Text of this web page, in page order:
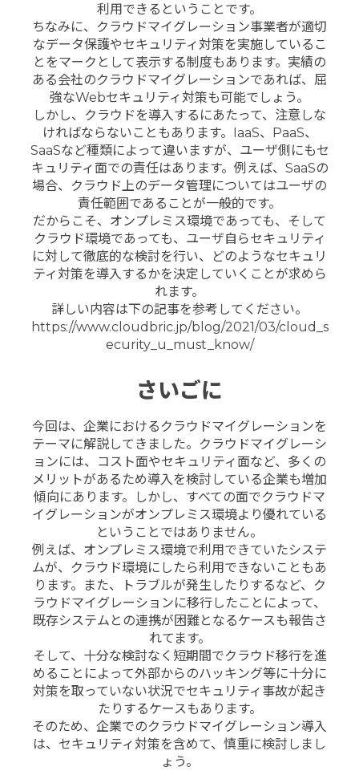
利用できるということです。
ちなみに、クラウドマイグレーション事業者が適切
なデータ保護やセキュリティ対策を実施しているこ
とをマークとして表示する制度もあります。 実績の
ある会社のクラウドマイグレーションであれば、屈
強なWebセキュリティ対策も可能でしょう。
しかし、クラウドを導入するにあたって、注意しな
ければならないこともあります。IaaS、PaaS、
SaaSなど種類によって違いますが、ユーザ側にもセ
キュリティ面での責任はあります。例えば、SaaSの
場合、クラウド上のデータ管理についてはユーザの
責任範囲であることが一般的です。
だからこそ、オンプレミス環境であっても、そして
クラウド環境であっても、ユーザ自らセキュリティ
に対して徹底的な検討を行い、どのようなセキュリ
ティ対策を導入するかを決定していくことが求めら
れます。
詳しい内容は下の記事を参考してください。
https://www.cloudbric.jp/blog/2021/03/cloud_s
ecurity_u_must_know/
さいごに
今回は、企業におけるクラウドマイグレーションを
テーマに解説してきました。
クラウドマイグレーシ
ョンには、コスト面やセキュリティ面など、多くの
メリットがあるため導入を検討している企業も増加
傾向にあります。
しかし、すべての面でクラウドマ
イグレーションがオンプレミス環境より優れている
ということではありません。
例えば、オンプレミス環境で利用できていたシステ
ムが、クラウド環境にしたら利用できないこともあ
ります。また、トラブルが発生したりするなど、ク
ラウドマイグレーションに移行したことによって、
既存システムとの連携が困難となるケースも報告さ
れてます。
そして、十分な検討なく短期間でクラウド移行を進
めることによって外部からのハッキング等に十分に
対策を取っていない状況でセキュリティ事故が起き
たりするケースもあります。
そのため、企業でのクラウドマイグレーション導入
は、セキュリティ対策を含めて、慎重に検討しまし
ょう。